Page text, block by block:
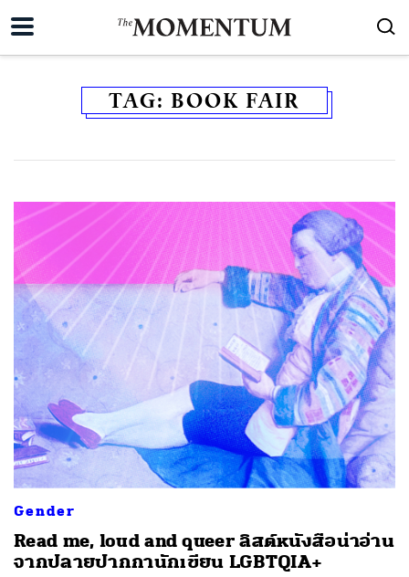
TAG: BOOK FAIR
Gender
Read me, loud and queer ลิสต์หนังสือน่าอ่าน
จากปลายปากกานักเขียน LGBTQIA+